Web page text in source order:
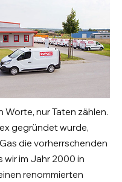
Worte, nur Taten zählen.
gegründet wurde,
die vorherrschenden
wir im Jahr 2000 in
renommierten